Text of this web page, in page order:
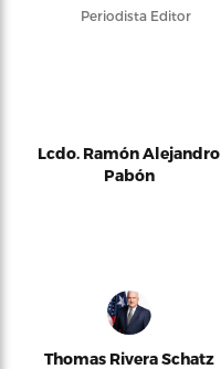
Periodista Editor
Lcdo. Ramón Alejandro
Pabón
Thomas Rivera Schatz